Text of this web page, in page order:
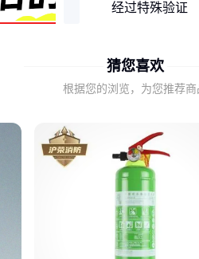
经过特殊验证
性、焊接工艺和
用要求。
缺陷，但这需要
很可能遗漏这些
二、为什么非
未经专业处理的
猜您喜欢
根据您的浏览，为您推荐商